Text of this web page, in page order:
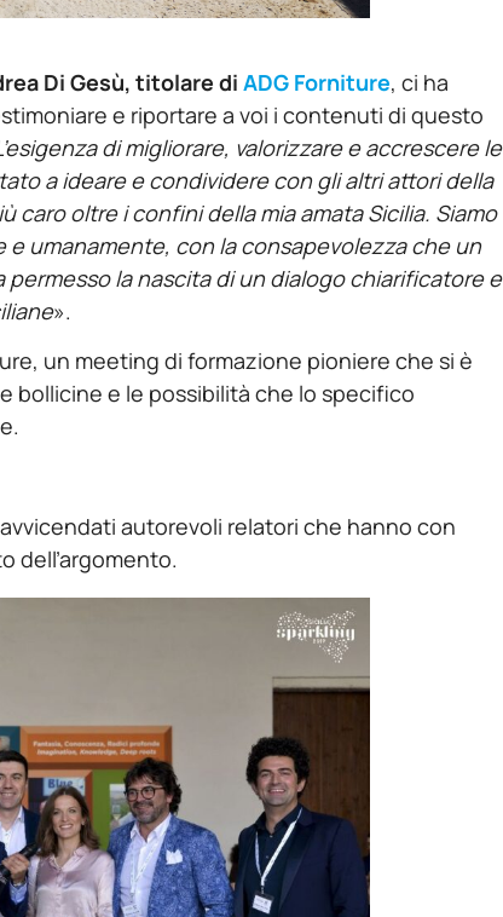
Di Gesù, titolare di ADG Forniture, ci ha
e riportare a voi i contenuti di questo
di migliorare, valorizzare e accrescere le
a ideare e condividere con gli altri attori della
oltre i confini della mia amata Sicilia. Siamo
umanamente, con la consapevolezza che un
la nascita di un dialogo chiarificatore e
».
un meeting di formazione pioniere che si è
bollicine e le possibilità che lo specifico
autorevoli relatori che hanno con
dell’argomento.